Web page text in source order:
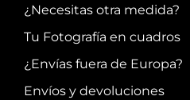
¿Necesitas otra medida?
Tu Fotografía en cuadros
¿Envías fuera de Europa?
Envíos y devoluciones